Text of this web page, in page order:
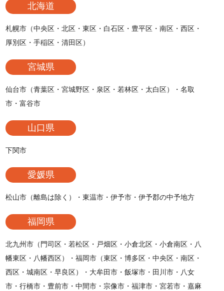
北海道
札幌市（中央区・北区・東区・白石区・豊平区・南区・西区・
厚別区・手稲区・清田区）
宮城県
仙台市（青葉区・宮城野区・泉区・若林区・太白区）・名取
市・富谷市
山口県
下関市
愛媛県
松山市（離島は除く）・東温市・伊予市・伊予郡の中予地方
福岡県
北九州市（門司区・若松区・戸畑区・小倉北区・小倉南区・八
幡東区・八幡西区）・福岡市（東区・博多区・中央区・南区・
西区・城南区・早良区）・大牟田市・飯塚市・田川市・八女
市・行橋市・豊前市・中間市・宗像市・福津市・宮若市・嘉麻